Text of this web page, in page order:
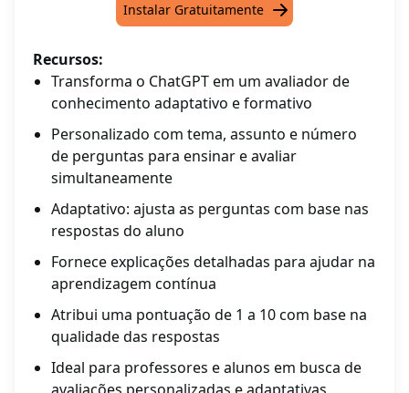
Instalar Gratuitamente
Recursos:
Transforma o ChatGPT em um avaliador de
conhecimento adaptativo e formativo
Personalizado com tema, assunto e número
de perguntas para ensinar e avaliar
simultaneamente
Adaptativo: ajusta as perguntas com base nas
respostas do aluno
Fornece explicações detalhadas para ajudar na
aprendizagem contínua
Atribui uma pontuação de 1 a 10 com base na
qualidade das respostas
Ideal para professores e alunos em busca de